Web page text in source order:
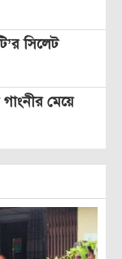
সিলেট
গাংনীর মেয়ে